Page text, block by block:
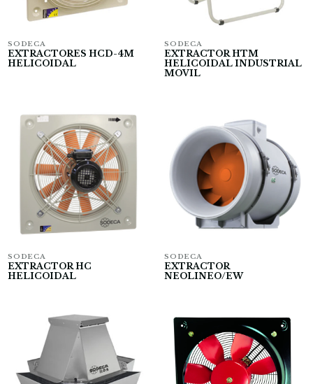
SODECA
EXTRACTORES HCD-4M
HELICOIDAL
SODECA
EXTRACTOR HTM
HELICOIDAL INDUSTRIAL
MOVIL
SODECA
EXTRACTOR HC
HELICOIDAL
SODECA
EXTRACTOR
NEOLINEO/EW